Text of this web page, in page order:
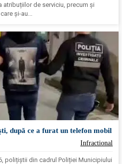
atribuțiilor de serviciu, precum și
și-au...
după ce a furat un telefon mobil
Infractional
polițiștii din cadrul Poliției Municipiului